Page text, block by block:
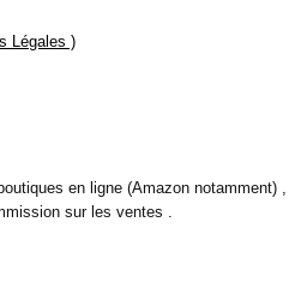
Légales )
en ligne (Amazon notamment) ,
sur les ventes .